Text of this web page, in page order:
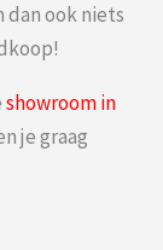
ook niets
showroom in
je graag